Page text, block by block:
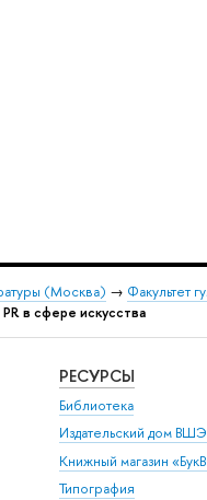
(Москва) → Факультет
в сфере искусства
РЕСУРСЫ
Библиотека
Издательский дом ВШЭ
Книжный магазин
Типография